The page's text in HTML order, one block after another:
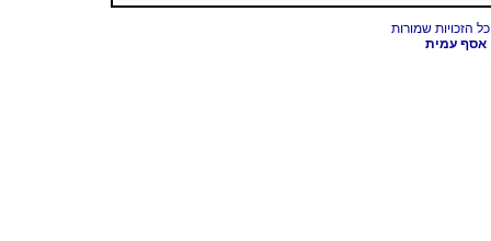
אסף עמית